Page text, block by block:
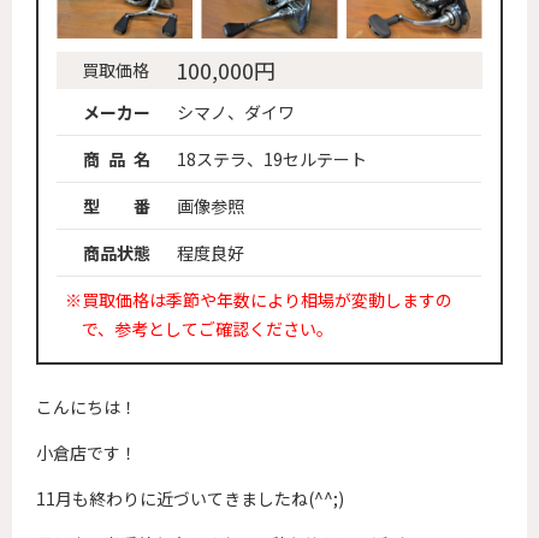
買取価格 100,000円
メーカー
シマノ、ダイワ
商 品 名
18ステラ、19セルテート
型 番
画像参照
商品状態
程度良好
※買取価格は季節や年数により相場が変動しますの
で、参考としてご確認ください。
こんにちは！
小倉店です！
11月も終わりに近づいてきましたね(^^;)